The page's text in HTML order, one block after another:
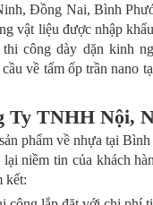
Đồng Nai, Bình
vật liệu được nhập
công dày dặn kinh
về tấm ốp trần nano
Ty TNHH Nội,
phẩm về nhựa tại
niềm tin của khách
kết: